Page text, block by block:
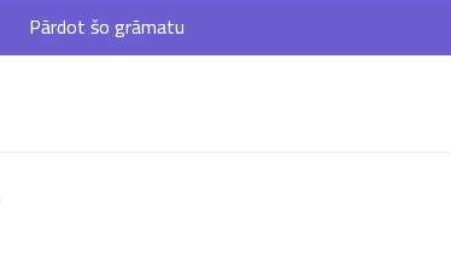
Pārdot šo grāmatu